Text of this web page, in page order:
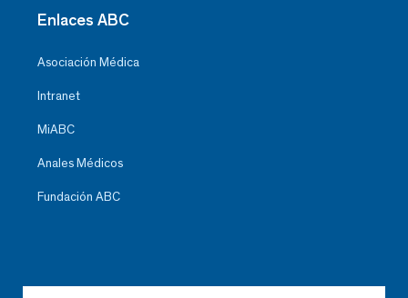
Enlaces ABC
Asociación Médica
Intranet
MiABC
Anales Médicos
Fundación ABC